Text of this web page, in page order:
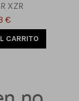
XZR
€
CARRITO